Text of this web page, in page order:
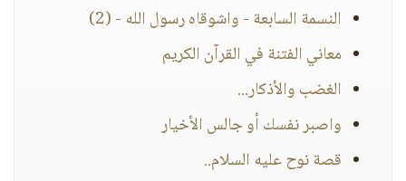
النسمة السابعة - واشوقاه رسول الله - (2)
معاني الفتنة في القرآن الكريم
الغضب والأذكار...
واصبر نفسك أو جالس الأخيار
قصة نوح عليه السلام..